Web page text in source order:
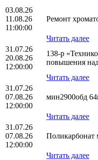
03.08.26
11.08.26
11:00:00
Ремонт
Читать далее
31.07.26
20.08.26
12:00:00
138-р
повышения
Читать далее
31.07.26
07.08.26
12:00:00
мин2900обд
Читать далее
31.07.26
07.08.26
12:00:00
Читать далее